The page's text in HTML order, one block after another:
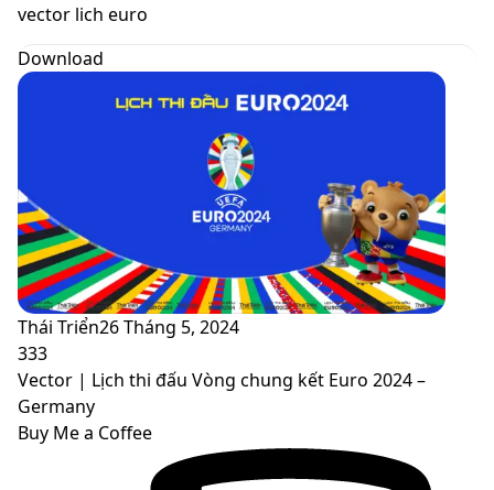
skin
vector lich euro
Download
Thái Triển26 Tháng 5, 2024
333
Vector | Lịch thi đấu Vòng chung kết Euro 2024 –
Germany
Buy Me a Coffee